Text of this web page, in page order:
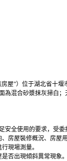
屋”）位于湖北省十
為混合砂漿抹灰掃白
全使用的要求，受
房屋裝修概況、房屋
現場測量。
否出現傾斜異常現象。